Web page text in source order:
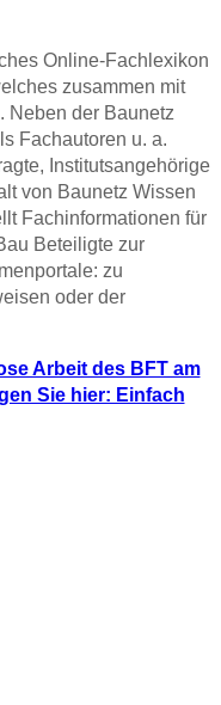
Online-Fachlexikon
zusammen mit
Neben der Baunetz
Fachautoren u. a.
Institutsangehörige
von Baunetz Wissen
Fachinformationen für
Beteiligte zur
zu
oder der
Arbeit des BFT am
Sie hier: Einfach